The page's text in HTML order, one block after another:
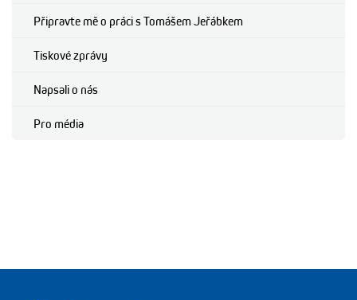
Připravte mě o práci s Tomášem Jeřábkem
Tiskové zprávy
Napsali o nás
Pro média